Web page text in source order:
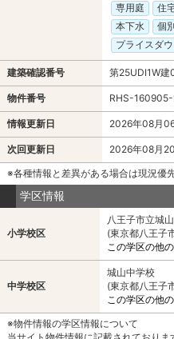
専用庭
住
本下水
個
プライスダ
建築確認番号 第25UDI1W
物件番号 RHS-
情報更新日 2026年08月
次回更新日
2026年08月
※各種情報と差異がある場合は現況優
学区情報
小学校区
八王子市立城
(東京都八王子
この学区の他
中学校区
城山中学校
(東京都八王子
この学区の他
※物件情報の学区情報について